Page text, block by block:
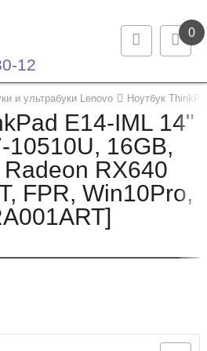
0
12
и ультрабуки Lenovo Ноутбук
E14-IML 14"
10510U, 16GB,
RX640
FPR, Win10Pro,